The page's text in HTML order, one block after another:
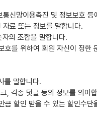
신망이용촉진 및 정보보호 등
료 또는 정보를 말합니다.
의 조합을 말합니다.
를 위하여 회원 자신이 정한
를 말합니다.
, 각종 덧글 등의 정보를 의미
할인 받을 수 있는 할인수단